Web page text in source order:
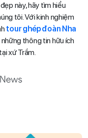
này, hãy tìm hiểu
tôi. Với kinh nghiệm
tour ghép đoàn Nha
thông tin hữu ích
xứ Trầm.